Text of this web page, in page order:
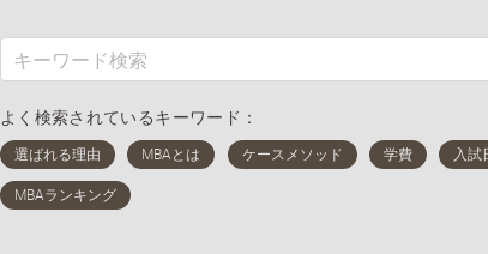
よく検索されているキーワード：